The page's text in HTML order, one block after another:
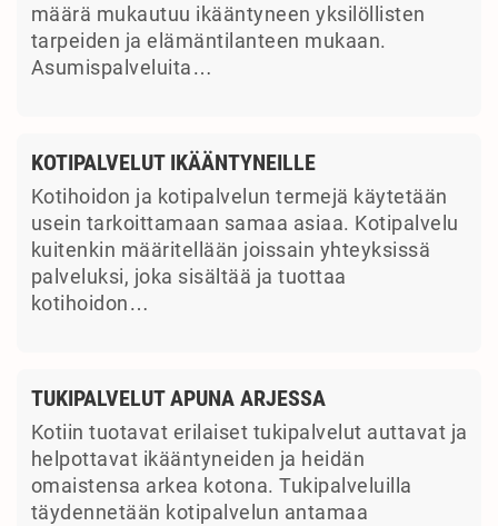
määrä mukautuu ikääntyneen yksilöllisten
tarpeiden ja elämäntilanteen mukaan.
Asumispalveluita…
KOTIPALVELUT IKÄÄNTYNEILLE
Kotihoidon ja kotipalvelun termejä käytetään
usein tarkoittamaan samaa asiaa. Kotipalvelu
kuitenkin määritellään joissain yhteyksissä
palveluksi, joka sisältää ja tuottaa
kotihoidon…
TUKIPALVELUT APUNA ARJESSA
Kotiin tuotavat erilaiset tukipalvelut auttavat ja
helpottavat ikääntyneiden ja heidän
omaistensa arkea kotona. Tukipalveluilla
täydennetään kotipalvelun antamaa